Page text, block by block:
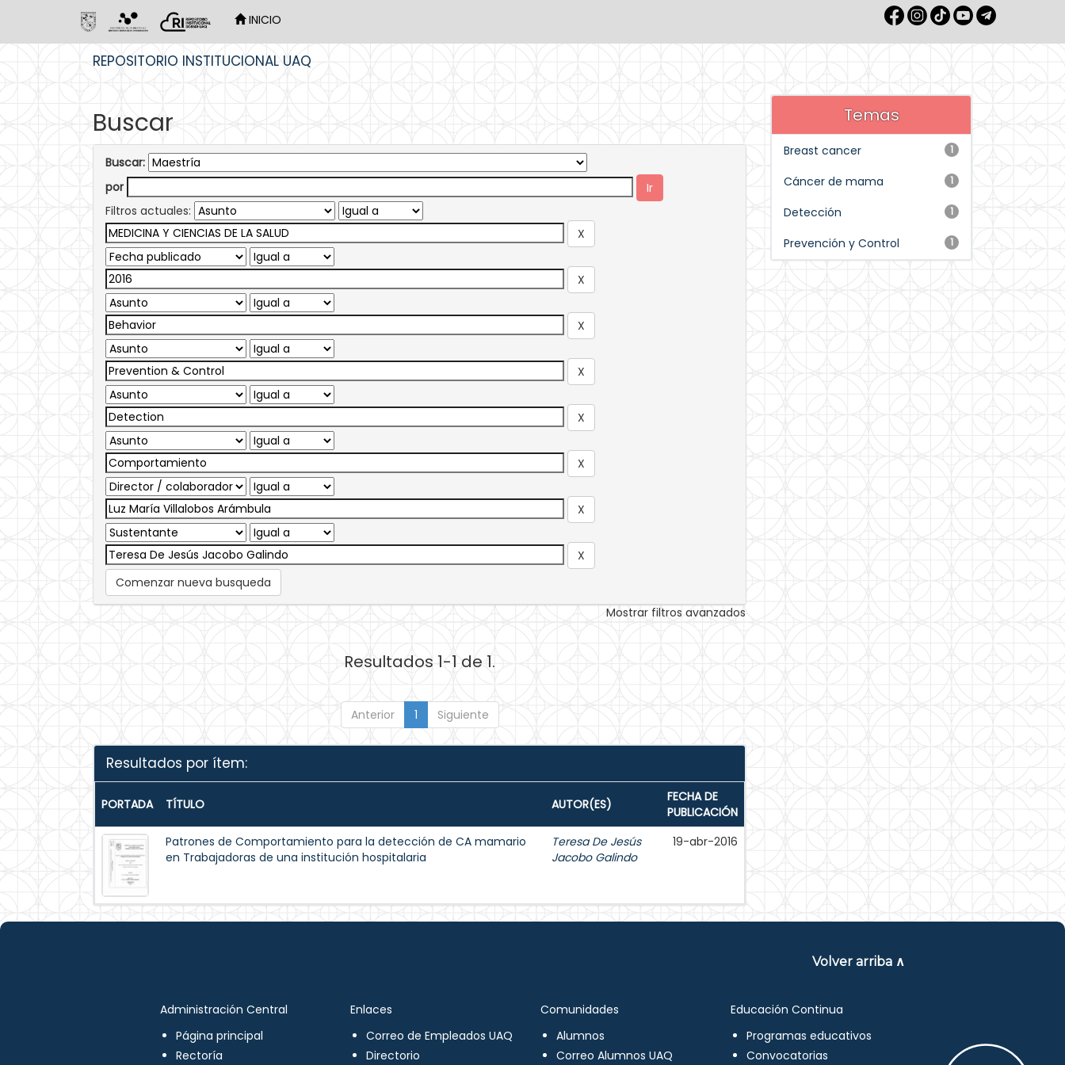
INICIO
REPOSITORIO INSTITUCIONAL UAQ
Buscar
Buscar:
por
Filtros actuales:
Comenzar nueva busqueda
Mostrar filtros avanzados
Resultados 1-1 de 1.
Anterior 1 Siguiente
Resultados por ítem:
PORTADA TÍTULO AUTOR(ES)
FECHA DE
PUBLICACIÓN
Patrones de Comportamiento para la detección de CA mamario
en Trabajadoras de una institución hospitalaria
Teresa De Jesús
Jacobo Galindo
19-abr-2016
Temas
1
Breast cancer
1
Cáncer de mama
1
Detección
1
Prevención y Control
Volver arriba ∧
Administración Central
Página principal
Rectoría
Enlaces
Correo de Empleados UAQ
Directorio
Comunidades
Alumnos
Correo Alumnos UAQ
Educación Continua
Programas educativos
Convocatorias